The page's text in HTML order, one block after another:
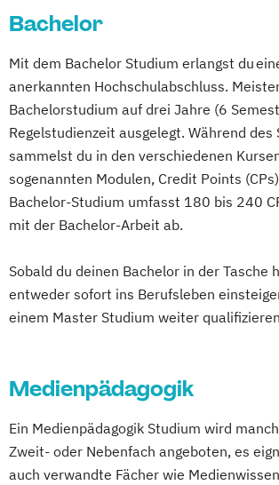
Bachelor
Mit dem Bachelor Studium erlangst du
anerkannten Hochschulabschluss.
Bachelorstudium auf drei Jahre (6
Regelstudienzeit ausgelegt. Während des
sammelst du in den verschiedenen
sogenannten Modulen, Credit Points
Bachelor-Studium umfasst 180 bis 240
mit der Bachelor-Arbeit ab.
Sobald du deinen Bachelor in der Tasche
entweder sofort ins Berufsleben
einem Master Studium weiter
Medienpädagogik
Ein Medienpädagogik Studium wird
Zweit- oder Nebenfach angeboten, es
auch verwandte Fächer wie